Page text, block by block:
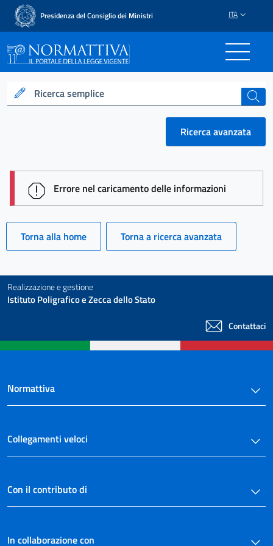
Presidenza del Consiglio dei Ministri ITA
Normattiva - Il portale
Ricerca semplice cerca
Ricerca avanzata
session id: vHZwda_P-H0xq9c7f1PaDVkN-
Errore nel caricamento delle informazioni
Torna alla home Torna a ricerca avanzata
Realizzazione e gestione
Istituto Poligrafico e Zecca dello Stato
Contattaci
Normattiva
Collegamenti veloci
Con il contributo di
In collaborazione con